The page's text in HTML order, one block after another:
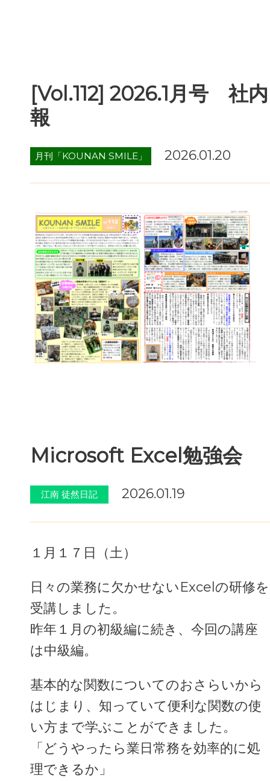
[Vol.112] 2026.1月号 社内
報
月刊「KOUNAN SMILE」 2026.01.20
Microsoft Excel勉強会
江南 徒然日記 2026.01.19
１月１７日（土）
日々の業務に欠かせないExcelの研修を
受講しました。
昨年１月の初級編に続き、今回の講座
は中級編。
基本的な関数についてのおさらいから
はじまり、知っていて便利な関数の使
い方まで学ぶことができました。
「どうやったら業日常務を効率的に処
理できるか」